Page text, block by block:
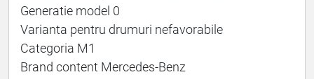
Generatie model 0
Varianta pentru drumuri nefavorabile
Categoria M1
Brand content Mercedes-Benz